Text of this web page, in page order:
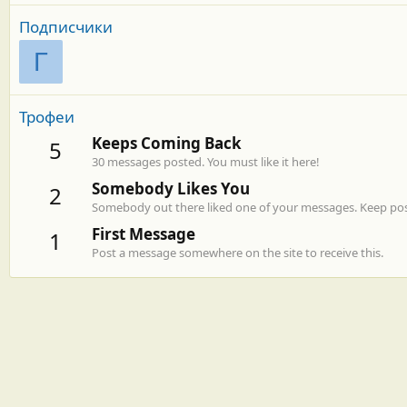
Подписчики
Г
Трофеи
5 Keeps Coming Back
30 messages posted. You must like it here!
2 Somebody Likes You
Somebody out there liked one of your messages. Keep
1 First Message
Post a message somewhere on the site to receive this.